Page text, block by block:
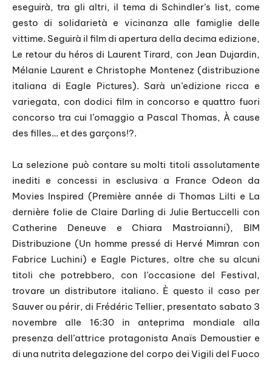
eseguirà, tra gli altri, il tema di Schindler’s list, come
gesto di solidarietà e vicinanza alle famiglie delle
vittime. Seguirà il film di apertura della decima edizione,
Le retour du héros di Laurent Tirard, con Jean Dujardin,
Mélanie Laurent e Christophe Montenez (distribuzione
italiana di Eagle Pictures). Sarà un’edizione ricca e
variegata, con dodici film in concorso e quattro fuori
concorso tra cui l’omaggio a Pascal Thomas, À cause
des filles… et des garçons!?.
La selezione può contare su molti titoli assolutamente
inediti e concessi in esclusiva a France Odeon da
Movies Inspired (Première année di Thomas Lilti e La
dernière folie de Claire Darling di Julie Bertuccelli con
Catherine Deneuve e Chiara Mastroianni), BIM
Distribuzione (Un homme pressé di Hervé Mimran con
Fabrice Luchini) e Eagle Pictures, oltre che su alcuni
titoli che potrebbero, con l’occasione del Festival,
trovare un distributore italiano. È questo il caso per
Sauver ou périr, di Frédéric Tellier, presentato sabato 3
novembre alle 16:30 in anteprima mondiale alla
presenza dell’attrice protagonista Anaïs Demoustier e
di una nutrita delegazione del corpo dei Vigili del Fuoco